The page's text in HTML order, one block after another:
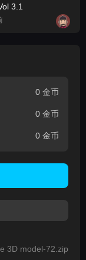
3.1
0 金币
0 金币
0 金币
3D model-72.zip